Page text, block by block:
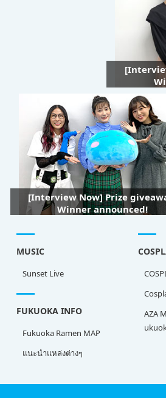
[Interview Now] Prize
Winner announced!
MUSIC
Sunset Live
AZA
FUKUOKA INFO
Fukuoka Ramen MAP
แนะนำแหล่งต่างๆ